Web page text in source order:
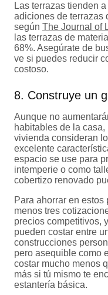
Las terrazas tienden
adiciones de terrazas
según The Journal of
las terrazas de
68%. Asegúrate de
ve si puedes reducir
costoso.
8. Construye un
Aunque no
habitables de la
vivienda consideran
excelente
espacio se use para
intemperie o como
cobertizo renovado
Para ahorrar en estos
menos tres
precios competitivos,
pueden costar entre
construcciones
pero asequible como
costar mucho menos
más si tú mismo te
estantería básica.